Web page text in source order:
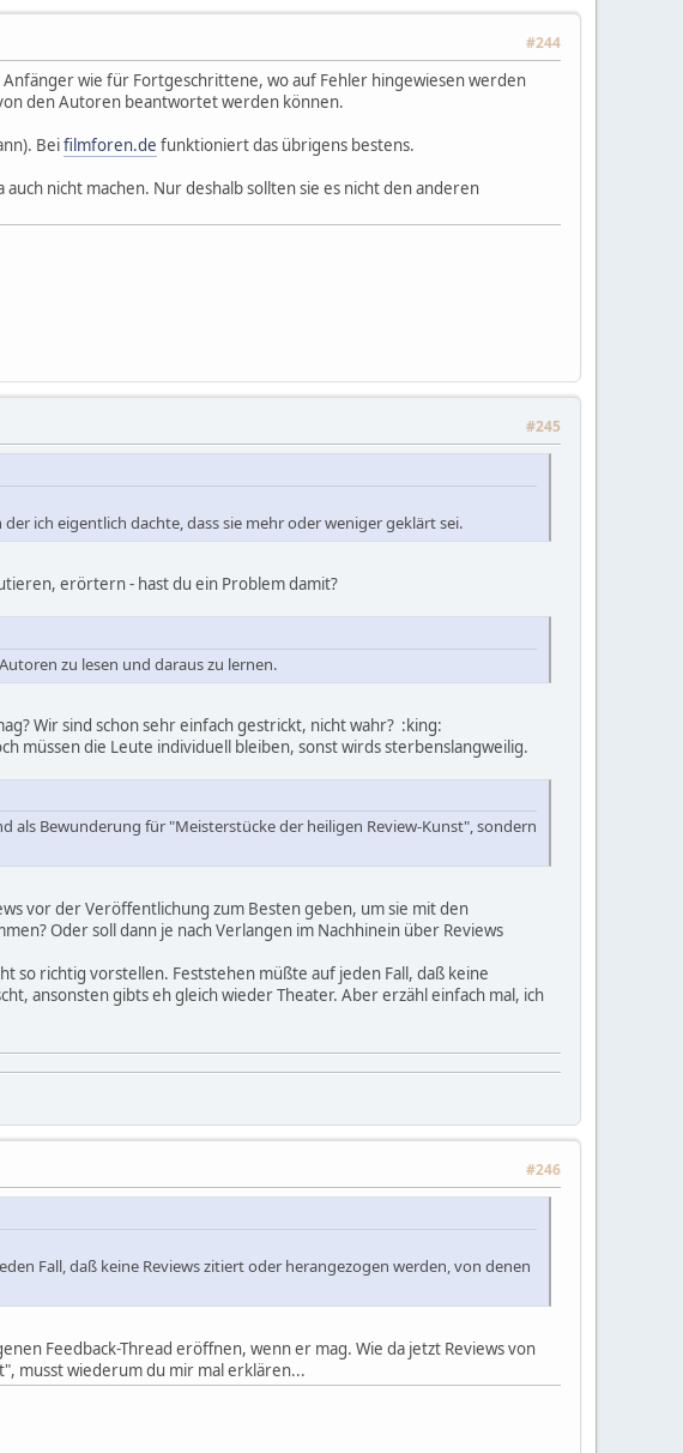
#244
wie für Fortgeschrittene, wo auf Fehler hingewiesen werden
den Autoren beantwortet werden können.
Beifilmforen.de funktioniert das übrigens bestens.
nicht machen. Nur deshalb sollten sie es nicht den anderen
#245
ich eigentlich dachte, dass sie mehr oder weniger geklärt sei.
erörtern - hast du ein Problem damit?
zu lesen und daraus zu lernen.
Wir sind schon sehr einfach gestrickt, nicht wahr? :king:
müssen die Leute individuell bleiben, sonst wirds sterbenslangweilig.
als Bewunderung für "Meisterstücke der heiligen Review-Kunst", sondern
vor der Veröffentlichung zum Besten geben, um sie mit den
Oder soll dann je nach Verlangen im Nachhinein über Reviews
so richtig vorstellen. Feststehen müßte auf jeden Fall, daß keine
ansonsten gibts eh gleich wieder Theater. Aber erzähl einfach mal, ich
#246
Fall, daß keine Reviews zitiert oder herangezogen werden, von denen
Feedback-Thread eröffnen, wenn er mag. Wie da jetzt Reviews von
musst wiederum du mir mal erklären...